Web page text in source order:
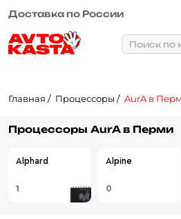
Доставка по России
Рассрочка или кредит
Поиск по
Главная Процессоры AurA в
Процессоры AurA в Перми
Alphard
1
Alpine
0